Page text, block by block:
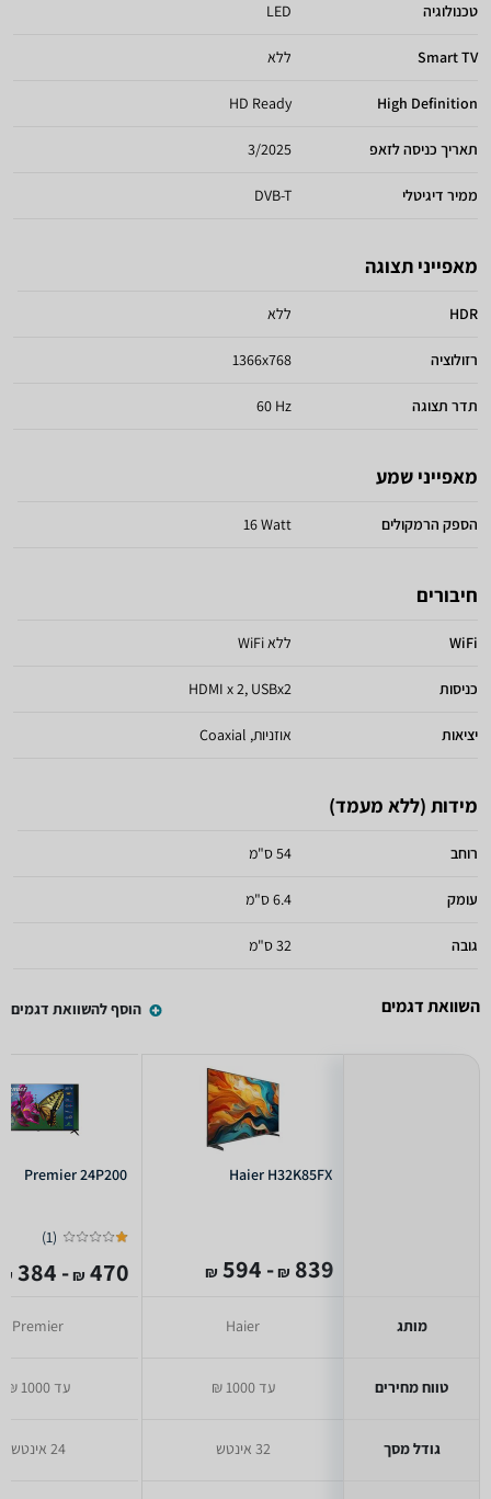
טכנולוגיה LED
Smart TV ללא
High Definition
HD Ready
תאריך כניסה לזאפ 3/2025
ממיר דיגיטלי DVB-T
מאפייני תצוגה
HDR ללא
רזולוציה 1366x768
תדר תצוגה 60 Hz
מאפייני שמע
הספק הרמקולים 16 Watt
חיבורים
WiFi ללא WiFi
כניסות HDMI x 2, USBx2
יציאות אוזניות, Coaxial
מידות (ללא מעמד)
רוחב 54 ס"מ
עומק 6.4 ס"מ
גובה 32 ס"מ
השוואת דגמים הוסף להשוואת דגמים
מותג
טווח מחירים
גודל מסך
Haier H32K85FX
839
₪
- 594
₪
Haier
עד 1000 ₪
32 אינטש
Premier 24P200
(
1
)
470
₪
- 384
₪
Premier
עד 1000 ₪
24 אינטש